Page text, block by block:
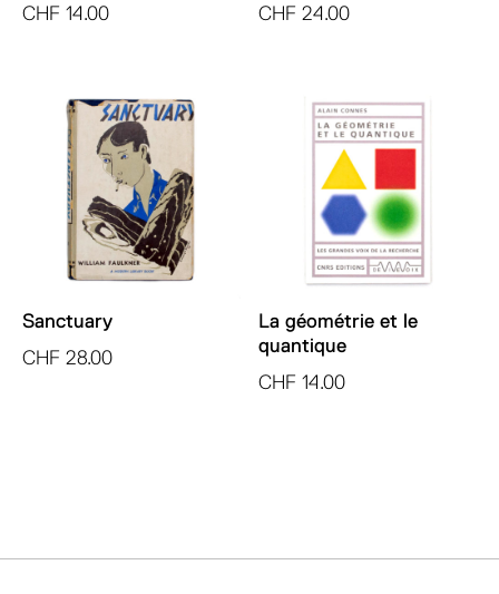
CHF 14.00
CHF 24.00
Sanctuary
CHF 28.00
La géométrie et le
quantique
CHF 14.00